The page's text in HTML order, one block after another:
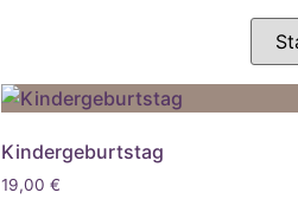
Kindergeburtstag
19,00€